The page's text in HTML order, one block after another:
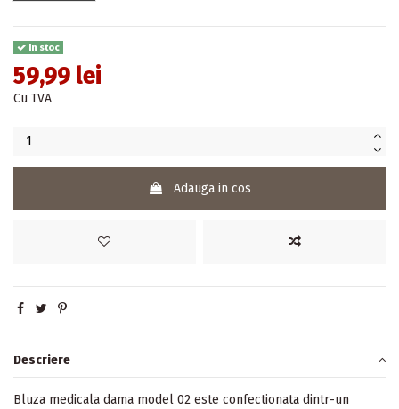
In stoc
59,99 lei
Cu TVA
Adauga in cos
Descriere
Bluza medicala dama model 02 este confectionata dintr-un